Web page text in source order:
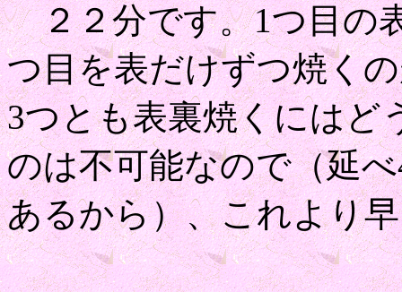
２２分です。1つ目の
つ目を表だけずつ焼く
3つとも表裏焼くにはど
のは不可能なので（延
あるから）、これより